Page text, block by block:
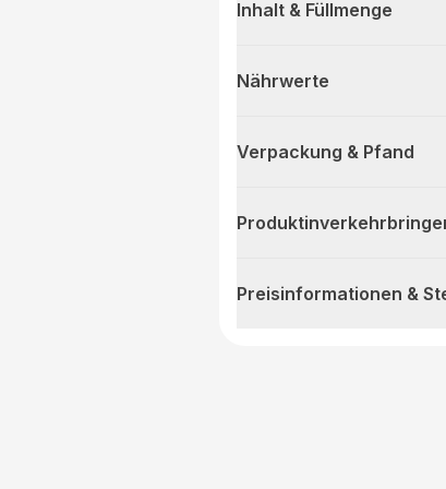
Inhalt & Füllmenge
Nährwerte
Verpackung & Pfand
Preisinformationen &